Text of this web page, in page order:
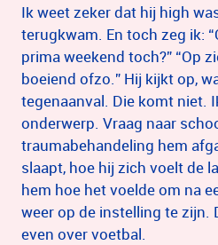
Ik weet zeker dat hij high
terugkwam. En toch zeg ik:
prima weekend toch?” “Op
boeiend ofzo.” Hij kijkt op,
tegenaanval. Die komt niet.
onderwerp. Vraag naar
traumabehandeling hem
slaapt, hoe hij zich voelt de
hem hoe het voelde om na
weer op de instelling te zijn.
even over voetbal.